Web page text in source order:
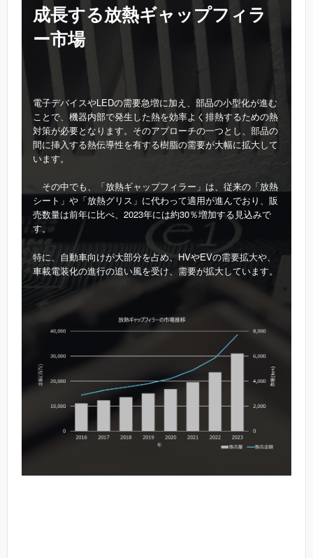
成長する放熱ギャップフィラ
ー市場
電子デバイスやLEDの需要急増に加え、部品の小型化が進む
ことで、機器内部で発生した熱を効率よく排熱するための熱
対策が必要となります。そのアプローチの一つとし、部品の
間に挿入する熱伝導性を有する樹脂の需要が大幅に拡大して
います。
その中でも、「放熱ギャップフィラー」は、従来の「放熱
シート」や「放熱グリス」に代わって適用が進んでおり、販
売数量は前年に比べ、2023年には約30％増加する見込みで
す。
特に、自動車向けが大部分を占め、HVやEVの需要拡大や、
車載電装化の進行の追い風を受け、需要が拡大しています。